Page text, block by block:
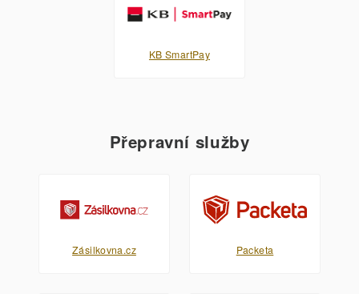
KB SmartPay
Přepravní služby
Zásilkovna.cz Packeta